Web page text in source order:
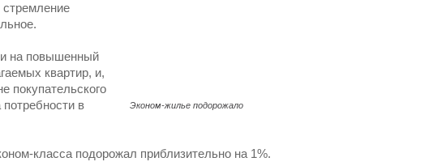
Эконом-жилье подорожало
на повышенный
квартир, и,
покупательского
в
класса подорожал приблизительно на 1%.